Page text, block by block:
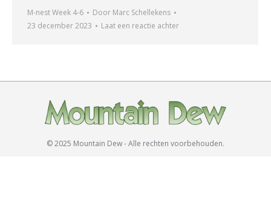
M-nest Week 4-6 Door Marc Schellekens
23 december 2023
Laat een reactie achter
© 2025 Mountain Dew - Alle rechten voorbehouden.